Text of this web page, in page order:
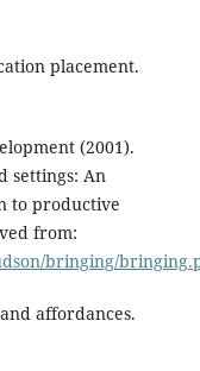
placement.
(2001).
settings: An
to productive
from:
bringing/
affordances.